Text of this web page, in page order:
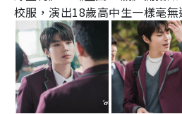
校服，演出18歲高中生一樣毫無